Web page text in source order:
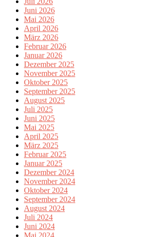
Juni 2026
Mai 2026
April 2026
März 2026
Februar 2026
Januar 2026
Dezember 2025
November 2025
Oktober 2025
September 2025
August 2025
Juli 2025
Juni 2025
Mai 2025
April 2025
März 2025
Februar 2025
Januar 2025
Dezember 2024
November 2024
Oktober 2024
September 2024
August 2024
Juli 2024
Juni 2024